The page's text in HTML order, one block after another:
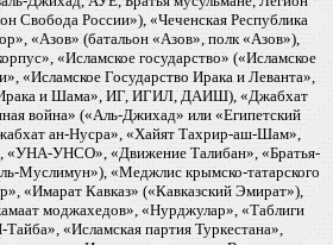
Свобода России»), «Чеченская Республика
«Азов» (батальон «Азов», полк «Азов»),
«Исламское государство» («Исламское
«Исламское Государство Ирака и Леванта»,
Ирака и Шама», ИГ, ИГИЛ, ДАИШ), «Джабхат
война» («Аль-Джихад» или «Египетский
ан-Нусра», «Хайят Тахрир-аш-Шам»,
УНСО», «Движение Талибан», «Братья-
Муслимун»), «Меджлис крымско-татарского
«Имарат Кавказ» («Кавказский Эмират»),
моджахедов», «Нурджулар», «Таблиги
«Исламская партия Туркестана»,